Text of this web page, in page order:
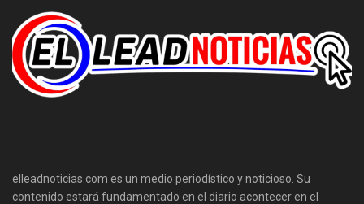
elleadnoticias.com es un medio periodístico y noticioso. Su
contenido estará fundamentado en el diario acontecer en el